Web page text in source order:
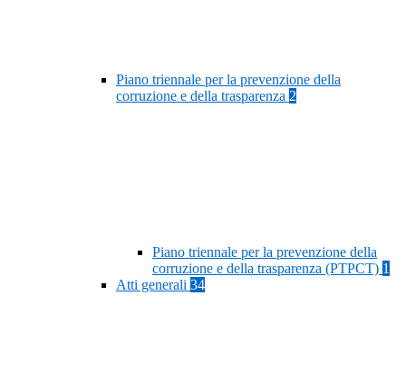
Piano triennale per la prevenzione della
corruzione e della trasparenza 2
Piano triennale per la prevenzione della
corruzione e della trasparenza (PTPCT) 1
Atti generali 34